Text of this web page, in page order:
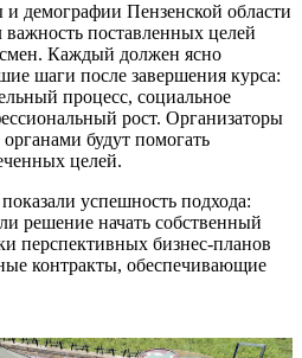
демографии Пензенской области
поставленных целей
Каждый должен ясно
шаги после завершения курса:
процесс, социальное
рост. Организаторы
будут помогать
целей.
успешность подхода:
решение начать собственный
перспективных бизнес-планов
контракты, обеспечивающие